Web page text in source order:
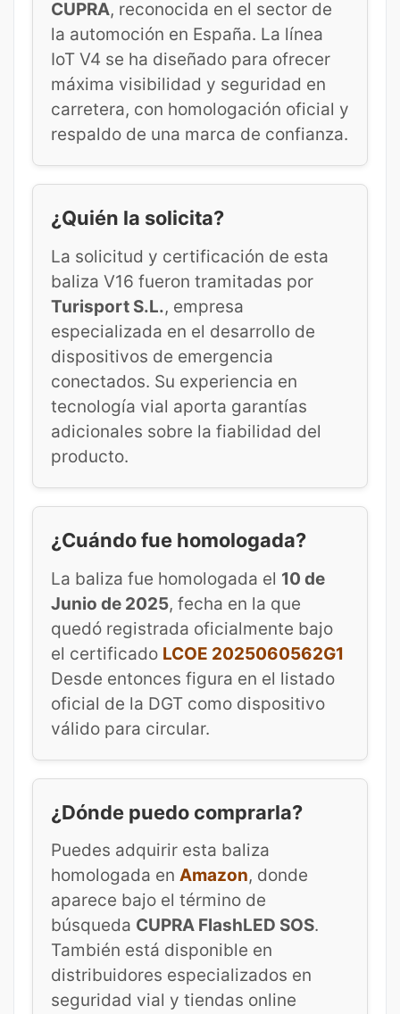
CUPRA, reconocida en el sector de
la automoción en España. La línea
IoT V4 se ha diseñado para ofrecer
máxima visibilidad y seguridad en
carretera, con homologación oficial y
respaldo de una marca de confianza.
¿Quién la solicita?
La solicitud y certificación de esta
baliza V16 fueron tramitadas por
Turisport S.L., empresa
especializada en el desarrollo de
dispositivos de emergencia
conectados. Su experiencia en
tecnología vial aporta garantías
adicionales sobre la fiabilidad del
producto.
¿Cuándo fue homologada?
La baliza fue homologada el 10 de
Junio de 2025, fecha en la que
quedó registrada oficialmente bajo
el certificado LCOE 2025060562G1
Desde entonces figura en el listado
oficial de la DGT como dispositivo
válido para circular.
¿Dónde puedo comprarla?
Puedes adquirir esta baliza
homologada en Amazon, donde
aparece bajo el término de
búsqueda CUPRA FlashLED SOS.
También está disponible en
distribuidores especializados en
seguridad vial y tiendas online